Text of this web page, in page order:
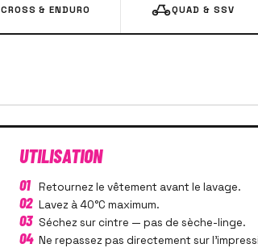
CROSS & ENDURO QUAD & SSV
UTILISATION
01 Retournez le vêtement avant le lavage.
02 Lavez à 40°C maximum.
03 Séchez sur cintre — pas de sèche-linge.
04 Ne repassez pas directement sur